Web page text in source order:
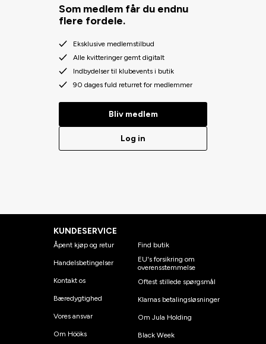
Som medlem får du endnu
flere fordele.
Eksklusive medlemstilbud
Alle kvitteringer gemt digitalt
Indbydelser til klubevents i butik
90 dages fuld returret for medlemmer
Bliv medlem
Log in
KUNDESERVICE
Åpent kjøp og retur
Handelsbetingelser
Kontakt os
Bæredygtighed
Vores ansvar
Om Hööks
Find butik
EU's forsikring om
overensstemmelse
Oftest stillede spørgsmål
Klarnas betalingsløsninger
Om Jula Holding
Black Week